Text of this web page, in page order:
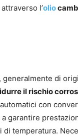
l’olio
di
il rischio
con
garantire
temperatura.